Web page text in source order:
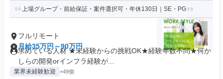
上場グループ・前給保証・案件選択可・年休130日｜SE・PG
フルリモート
月給35万円～90万円
求めている人材 ★未経験からの挑戦OK★経験年数不問★何か
しらの開発orインフラ経験が...
業界未経験歓迎 +49個